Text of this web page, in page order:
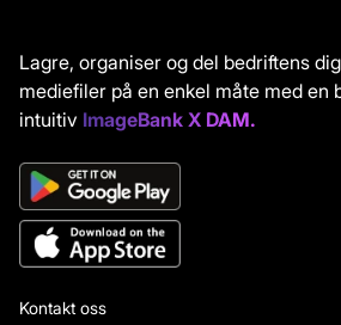
Lagre, organiser og del bedriftens
mediefiler på en enkel måte med en
intuitiv ImageBank X DAM.
Kontakt oss